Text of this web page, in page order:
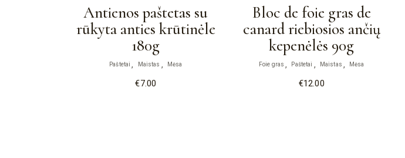
Antienos paštetas su
rūkyta anties krūtinėle
180g
Paštetai Maistas Mėsa
€7.00
Bloc de foie gras de
canard riebiosios ančių
kepenėlės 90g
Foie gras Paštetai Maistas Mėsa
€12.00